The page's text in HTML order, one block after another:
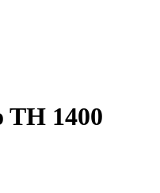
TH 1400